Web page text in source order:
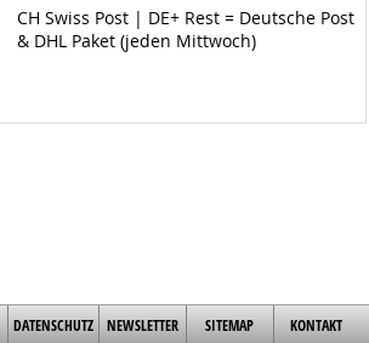
CH Swiss Post | DE+ Rest = Deutsche Post
& DHL Paket (jeden Mittwoch)
DATENSCHUTZ NEWSLETTER SITEMAP KONTAKT